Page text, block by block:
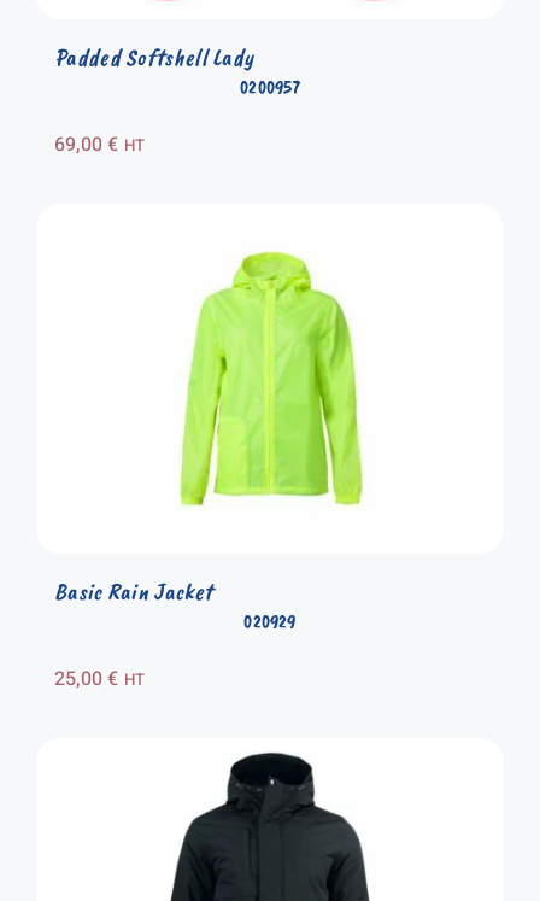
0200957
Padded Softshell Lady
69,00€ HT
020929
Basic Rain Jacket
25,00€ HT